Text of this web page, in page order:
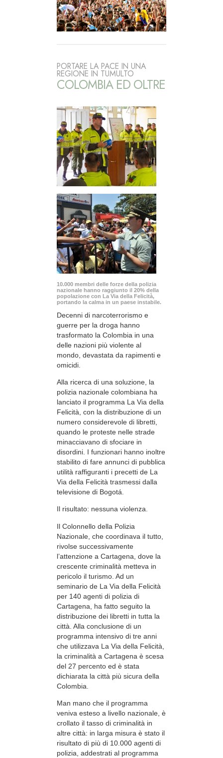
PORTARE LA PACE IN UNA
REGIONE IN TUMULTO
COLOMBIA ED OLTRE
10.000 membri delle forze della polizia
nazionale hanno raggiunto il 20% della
popolazione con La Via della Felicità,
portando la calma in un paese instabile.
Decenni di narcoterrorismo e
guerre per la droga hanno
trasformato la Colombia in una
delle nazioni più violente al
mondo, devastata da rapimenti e
omicidi.
Alla ricerca di una soluzione, la
polizia nazionale colombiana ha
lanciato il programma La Via della
Felicità, con la distribuzione di un
numero considerevole di libretti,
quando le proteste nelle strade
minacciavano di sfociare in
disordini. I funzionari hanno inoltre
stabilito di fare annunci di pubblica
utilità raffiguranti i precetti de La
Via della Felicità trasmessi dalla
televisione di Bogotá.
Il risultato: nessuna violenza.
Il Colonnello della Polizia
Nazionale, che coordinava il tutto,
rivolse successivamente
l’attenzione a Cartagena, dove la
crescente criminalità metteva in
pericolo il turismo. Ad un
seminario de La Via della Felicità
per 140 agenti di polizia di
Cartagena, ha fatto seguito la
distribuzione dei libretti in tutta la
città. Alla conclusione di un
programma intensivo di tre anni
che utilizzava La Via della Felicità,
la criminalità a Cartagena è scesa
del 27 percento ed è stata
dichiarata la città più sicura della
Colombia.
Man mano che il programma
veniva esteso a livello nazionale, è
crollato il tasso di criminalità in
altre città: in larga misura è stato il
risultato di più di 10.000 agenti di
polizia, addestrati al programma